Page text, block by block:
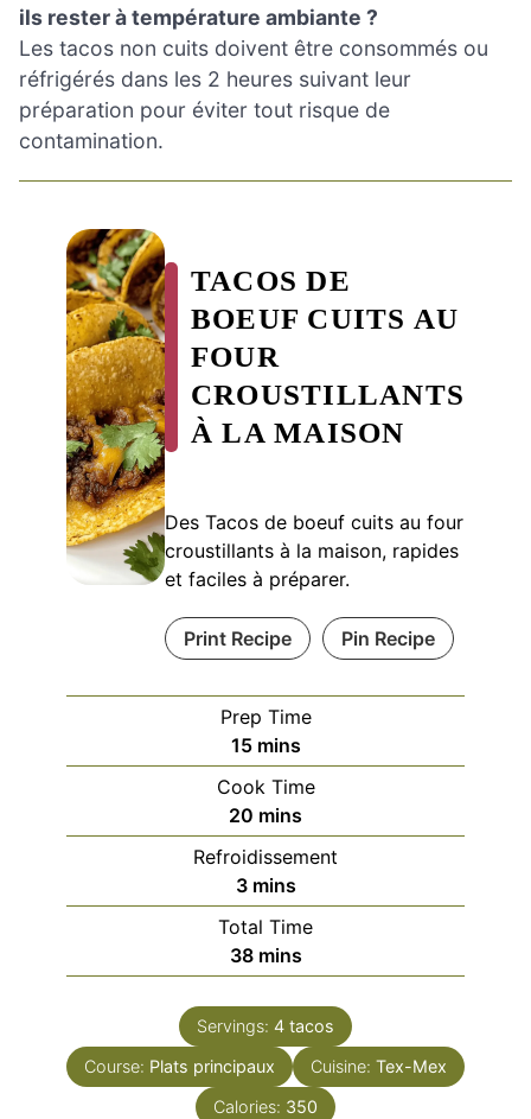
ils rester à température ambiante ?
Les tacos non cuits doivent être consommés ou
réfrigérés dans les 2 heures suivant leur
préparation pour éviter tout risque de
contamination.
TACOS DE
BOEUF CUITS AU
FOUR
CROUSTILLANTS
À LA MAISON
Des Tacos de boeuf cuits au four
croustillants à la maison, rapides
et faciles à préparer.
Print Recipe Pin Recipe
Prep Time
15minutes
mins
Cook Time
20 minutes
mins
Refroidissement
3minutes
mins
Total Time
38minutes
mins
Servings: 4 tacos
Course: Plats principaux Cuisine: Tex-Mex
Calories: 350